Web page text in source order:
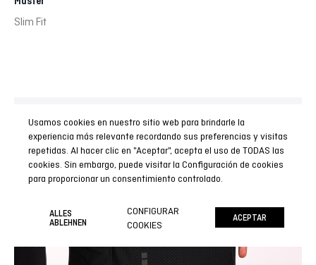
Slim Fit
Reflective details
Your safety is the most important thing: On the central
pocket it has reflective elements that will increase your
visibility on the road.
Usamos cookies en nuestro sitio web para brindarle la
experiencia más relevante recordando sus preferencias y visitas
repetidas. Al hacer clic en "Aceptar", acepta el uso de TODAS las
cookies. Sin embargo, puede visitar la Configuración de cookies
para proporcionar un consentimiento controlado.
ALLES
ABLEHNEN
CONFIGURAR
COOKIES
ACEPTAR